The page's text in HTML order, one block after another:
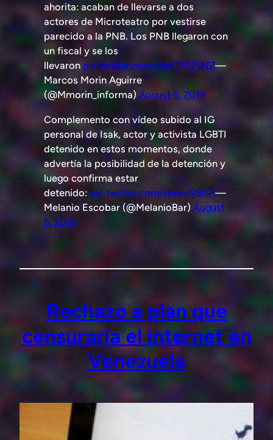
ahorita: acaban de llevarse a dos
actores de Microteatro por vestirse
parecido a la PNB. Los PNB llegaron con
un fiscal y se los
llevaron pic.twitter.com/rbxCY0EjNZ—
Marcos Morin Aguirre
(@Mmorin_informa) August 5, 2019
Complemento con vídeo subido al IG
personal de Isak, actor y activista LGBTI
detenido en estos momentos, donde
advertía la posibilidad de la detención y
luego confirma estar
detenido: pic.twitter.com/rp6xeV8itA—
Melanio Escobar (@MelanioBar) August
5, 2019
Rechazo a plan que
censuraría el internet en
Venezuela